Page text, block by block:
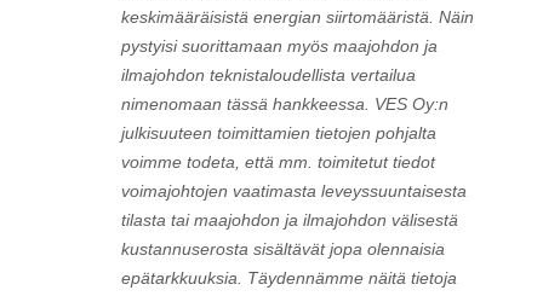
keskimääräisistä energian siirtomääristä. Näin
pystyisi suorittamaan myös maajohdon ja
ilmajohdon teknistaloudellista vertailua
nimenomaan tässä hankkeessa. VES Oy:n
julkisuuteen toimittamien tietojen pohjalta
voimme todeta, että mm. toimitetut tiedot
voimajohtojen vaatimasta leveyssuuntaisesta
tilasta tai maajohdon ja ilmajohdon välisestä
kustannuserosta sisältävät jopa olennaisia
epätarkkuuksia. Täydennämme näitä tietoja